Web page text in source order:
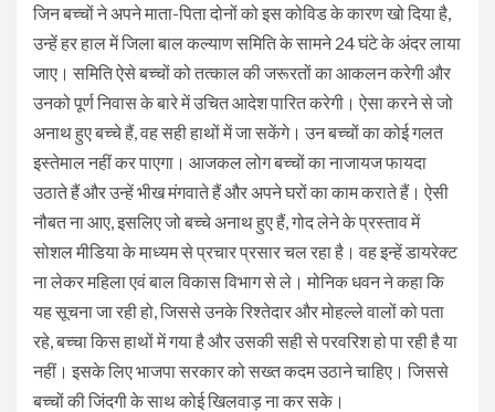
जिन बच्चों ने अपने माता-पिता दोनों को इस कोविड के कारण खो दिया है,
उन्हें हर हाल में जिला बाल कल्याण समिति के सामने 24 घंटे के अंदर लाया
जाए। समिति ऐसे बच्चों को तत्काल की जरूरतों का आकलन करेगी और
उनको पूर्ण निवास के बारे में उचित आदेश पारित करेगी। ऐसा करने से जो
अनाथ हुए बच्चे हैं, वह सही हाथों में जा सकेंगे। उन बच्चों का कोई गलत
इस्तेमाल नहीं कर पाएगा। आजकल लोग बच्चों का नाजायज फायदा
उठाते हैं और उन्हें भीख मंगवाते हैं और अपने घरों का काम कराते हैं। ऐसी
नौबत ना आए, इसलिए जो बच्चे अनाथ हुए हैं, गोद लेने के प्रस्ताव में
सोशल मीडिया के माध्यम से प्रचार प्रसार चल रहा है। वह इन्हें डायरेक्ट
ना लेकर महिला एवं बाल विकास विभाग से ले। मोनिक धवन ने कहा कि
यह सूचना जा रही हो, जिससे उनके रिश्तेदार और मोहल्ले वालों को पता
रहे, बच्चा किस हाथों में गया है और उसकी सही से परवरिश हो पा रही है या
नहीं। इसके लिए भाजपा सरकार को सख्त कदम उठाने चाहिए। जिससे
बच्चों की जिंदगी के साथ कोई खिलवाड़ ना कर सके।